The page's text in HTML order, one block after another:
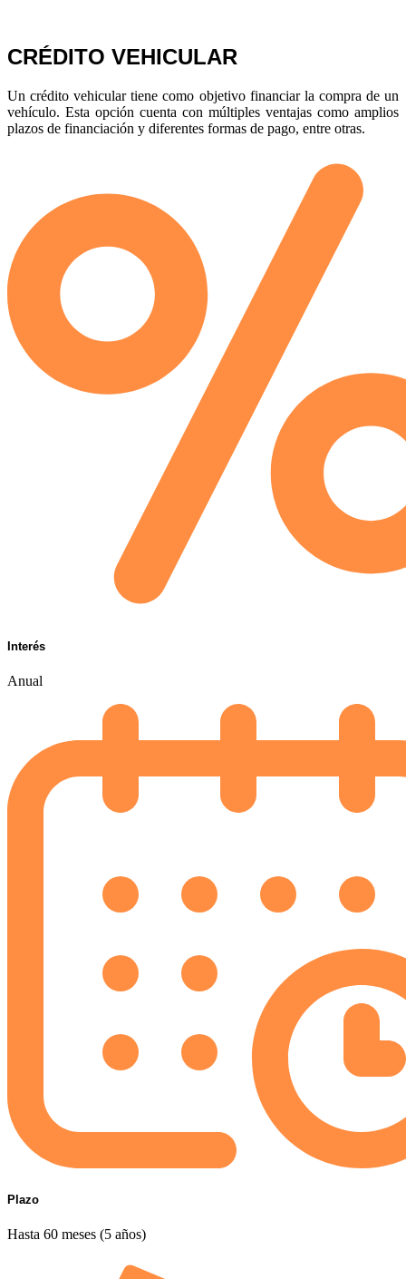
CRÉDITO VEHICULAR
Un crédito vehicular tiene como objetivo financiar la compra de un
vehículo. Esta opción cuenta con múltiples ventajas como amplios
plazos de financiación y diferentes formas de pago, entre otras.
Interés
Anual
Plazo
Hasta 60 meses (5 años)